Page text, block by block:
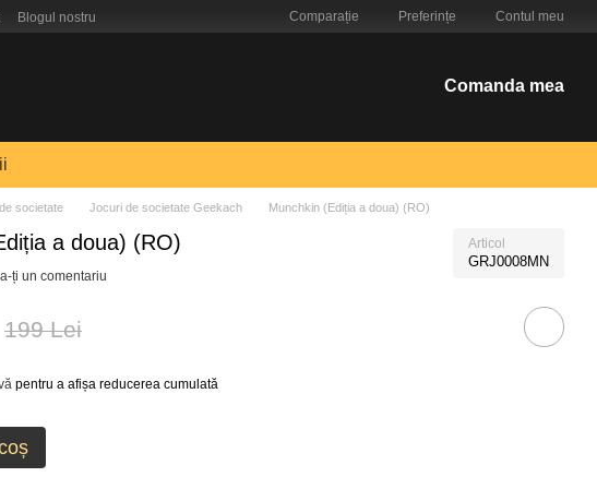
Blogul nostru Comparație Preferințe Contul meu
Comanda mea
societate Jocuri de societate Geekach Munchkin (Ediția a doua) (RO)
a doua) (RO) Articol
GRJ0008MN
ți un comentariu
199 Lei
pentru a afișa reducerea cumulată